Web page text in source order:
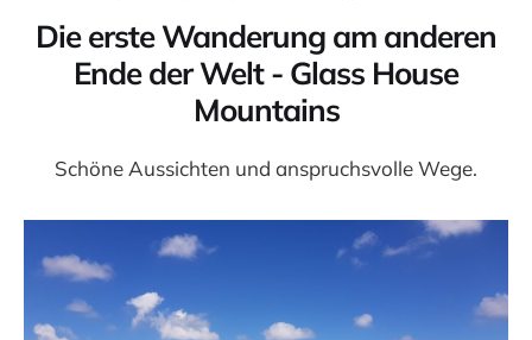
Die erste Wanderung am anderen
Ende der Welt - Glass House
Mountains
Schöne Aussichten und anspruchsvolle Wege.